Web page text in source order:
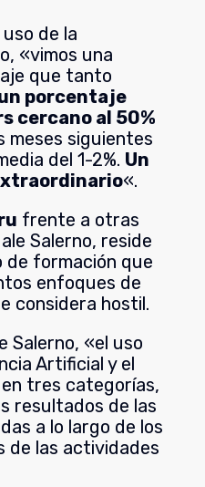
de la
«vimos una
que tanto
porcentaje
cercano al 50%
meses siguientes
del 1-2%. Un
«.
frente a otras
Salerno, reside
de formación que
enfoques de
considera hostil.
Salerno, «el uso
Artificial y el
tres categorías,
resultados de las
a lo largo de los
de las actividades